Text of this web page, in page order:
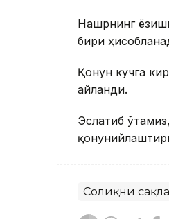
Нашрнинг
бири
Қонун кучга
айланди.
Эслатиб
Соғлиқни